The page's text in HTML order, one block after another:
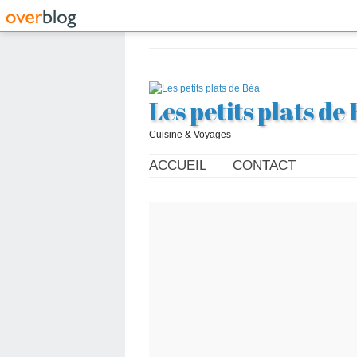
Les petits plats de
Cuisine & Voyages
ACCUEIL CONTACT